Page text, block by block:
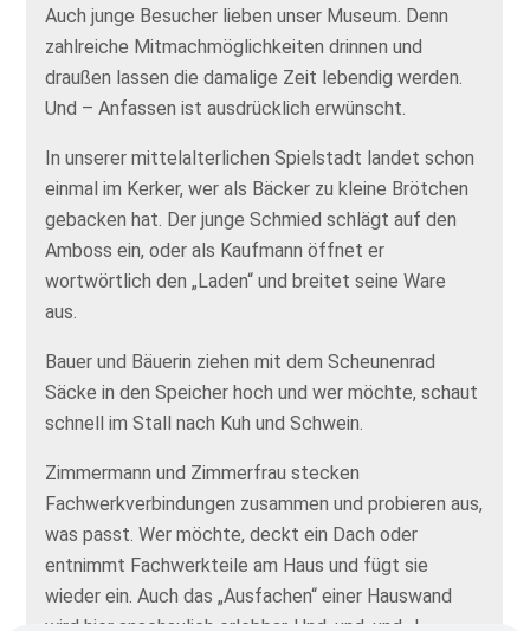
Auch junge Besucher lieben unser Museum. Denn
zahlreiche Mitmachmöglichkeiten drinnen und
draußen lassen die damalige Zeit lebendig werden.
Und – Anfassen ist ausdrücklich erwünscht.
In unserer mittelalterlichen Spielstadt landet schon
einmal im Kerker, wer als Bäcker zu kleine Brötchen
gebacken hat. Der junge Schmied schlägt auf den
Amboss ein, oder als Kaufmann öffnet er
wortwörtlich den „Laden“ und breitet seine Ware
aus.
Bauer und Bäuerin ziehen mit dem Scheunenrad
Säcke in den Speicher hoch und wer möchte, schaut
schnell im Stall nach Kuh und Schwein.
Zimmermann und Zimmerfrau stecken
Fachwerkverbindungen zusammen und probieren aus,
was passt. Wer möchte, deckt ein Dach oder
entnimmt Fachwerkteile am Haus und fügt sie
wieder ein. Auch das „Ausfachen“ einer Hauswand